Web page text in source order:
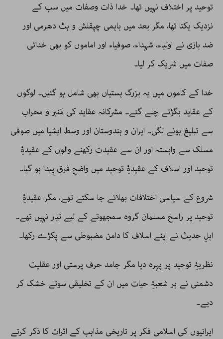
توحید پر اختلاف نہیں تھا۔ خدا ذات وصفات میں سب کے
نزدیک یکتا تھا، مگر بعد میں باہمی چپقلش و ہٹ دھرمی اور
ضد بازی نے اولیاء، شہداء، صوفیاء اور اماموں کو بھی خدائی
صفات میں شریک کر لیا۔
خدا کے کاموں میں یہ بزرگ ہستیاں بھی شامل ہو گئیں۔ لوگوں
کے عقاید بگڑتے چلے گئے۔ مشرکانہ عقاید کی مَنبر و محراب
سے تبلیغ ہونے لگی۔ ایران و ہندوستان اور وسط ایشیا میں صوفی
مسلک سے وابستہ اور ان سے عقیدت رکھنے والوں کے عقیدۂِ
توحید اور اسلاف کے عقیدۂِ توحید میں واضح فرق پیدا ہو گیا۔
شروع کے سیاسی اختلافات بھلائے جا سکتے تھے، مگر عقیدۂِ
توحید پر راسخ مسلمان گروہ سمجھوتے کے لیے تیار نہیں تھے۔
اہلِ حدیث نے اپنے اسلاف کا دامن مضبوطی سے پکڑے رکھا۔
نظریۂِ توحید پر پہرہ دیا مگر جامد حرف پرستی اور عقلیت
دشمنی نے ہر شعبۂِ حیات میں ان کے تخلیقی سوتے خشک کر
دیے۔
ایرانیوں کی اسلامی فکر پر تاریخی مذاہب کے اثرات کا ذکر کرتے